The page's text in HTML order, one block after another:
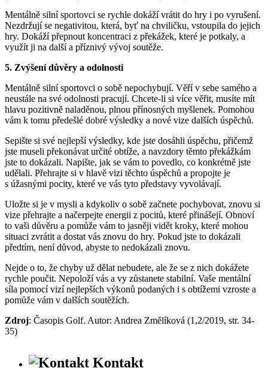
Mentálně silní sportovci se rychle dokáží vrátit do hry i po vyrušení.
Nezdržují se negativitou, která, byť na chviličku, vstoupila do jejich
hry. Dokáží přepnout koncentraci z překážek, které je potkaly, a
využít ji na další a příznivý vývoj soutěže.
5. Zvýšení důvěry a odolnosti
Mentálně silní sportovci o sobě nepochybují. Věří v sebe samého a
neustále na své odolnosti pracují. Chcete-li si více věřit, musíte mít
hlavu pozitivně naladěnou, plnou přínosných myšlenek. Pomohou
vám k tomu předešlé dobré výsledky a nové vize dalších úspěchů.
Sepište si své nejlepší výsledky, kde jste dosáhli úspěchu, přičemž
jste museli překonávat určité obtíže, a navzdory těmto překážkám
jste to dokázali. Napište, jak se vám to povedlo, co konkrétně jste
udělali. Přehrajte si v hlavě vizi těchto úspěchů a propojte je
s úžasnými pocity, které ve vás tyto představy vyvolávají.
Uložte si je v mysli a kdykoliv o sobě začnete pochybovat, znovu si
vize přehrajte a načerpejte energii z pocitů, které přinášejí. Obnoví
to vaši důvěru a pomůže vám to jasněji vidět kroky, které mohou
situaci zvrátit a dostat vás znovu do hry. Pokud jste to dokázali
předtím, není důvod, abyste to nedokázali znovu.
Nejde o to, že chyby už dělat nebudete, ale že se z nich dokážete
rychle poučit. Nepoloží vás a vy zůstanete stabilní. Vaše mentální
síla pomocí vizí nejlepších výkonů podaných i s obtížemi vzroste a
pomůže vám v dalších soutěžích.
Zdroj: Časopis Golf. Autor: Andrea Změlíková (1,2/2019, str. 34-
35)
Kontakt